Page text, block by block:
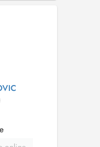
être
Pour